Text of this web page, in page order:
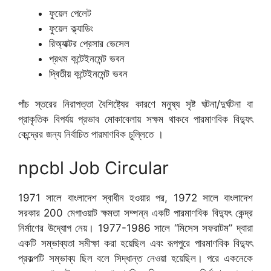
ফুয়েল পেলেট
ফুয়েল ক্ল্যাডিং
রিঅ্যাক্টর প্রেসার ভেসেল
প্রথম কন্টেইনমেন্ট ভবন
দ্বিতীয় কন্টেইনমেন্ট ভবন
পাঁচ স্তরের নিরাপত্তা বৈশিষ্ট্যের কারণে মনুষ্য সৃষ্ট ঘটনা/দুর্ঘটনা বা
প্রাকৃতিক বিপর্যয় প্রভাব মোকাবেলায় সক্ষম থাকবে পারমাণবিক বিদ্যুৎ
কেন্দ্রের জন্য নির্বাচিত পারমাণবিক চুল্লিতে ।
npcbl Job Circular
1971 সালে বাংলাদেশ স্বাধীন হওয়ার পর, 1972 সালে বাংলাদেশ
সরকার 200 মেগাওয়াট ক্ষমতা সম্পন্ন একটি পারমাণবিক বিদ্যুৎ কেন্দ্র
নির্মাণের উদ্যোগ নেয়। 1977-1986 সালে “মিসেস সফরাটম” দ্বারা
একটি সম্ভাব্যতা সমীক্ষা করা হয়েছিল এবং রূপপুরে পারমাণবিক বিদ্যুৎ
প্রকল্পটি সম্ভাব্য ছিল বলে সিদ্ধান্ত নেওয়া হয়েছিল। পরে একনেকে